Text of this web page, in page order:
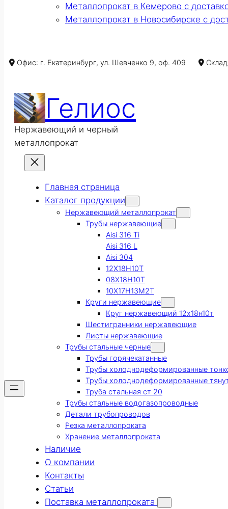
Металлопрокат в Кемерово с
Металлопрокат в Новосибирске с
Офис: г. Екатеринбург, ул. Шевченко 9, оф. 409
Гелиос
Нержавеющий и черный
металлопрокат
Главная страница
Каталог продукции
Нержавеющий металлопрокат
Трубы нержавеющие
Aisi 316 Ti
Aisi 316 L
Aisi 304
12Х18Н10Т
08Х18Н10Т
10Х17Н13М2Т
Круги нержавеющие
Круг нержавеющий 12х18н10т
Шестигранники нержавеющие
Листы нержавеющие
Трубы стальные черные
Трубы горячекатанные
Трубы холоднодеформированные
Трубы холоднодеформированные
Труба стальная ст 20
Трубы стальные водогазопроводные
Детали трубопроводов
Резка металлопроката
Хранение металлопроката
Наличие
О компании
Контакты
Статьи
Поставка металлопроката